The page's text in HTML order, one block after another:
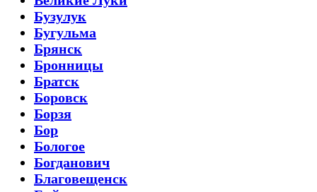
Бузулук
Бугульма
Брянск
Бронницы
Братск
Боровск
Борзя
Бор
Бологое
Богданович
Благовещенск